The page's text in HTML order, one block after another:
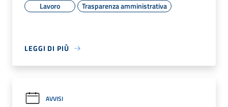
Lavoro Trasparenza amministrativa
LEGGI DI PIÙ
AVVISI